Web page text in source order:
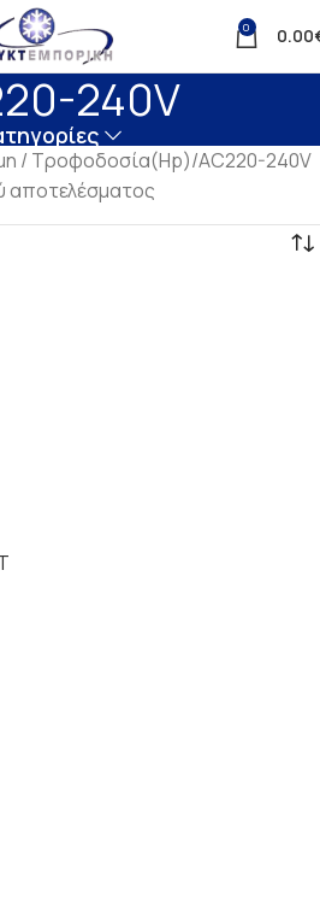
0 0.00
240V
/ Τροφοδοσία(Hp) AC220-240V
αποτελέσματος